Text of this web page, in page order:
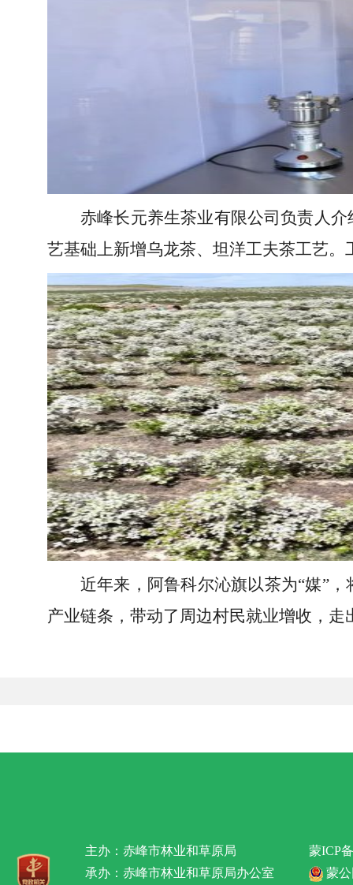
赤峰长元养生茶业有限公司负责人
艺基础上新增乌龙茶、坦洋工夫茶工艺
近年来，阿鲁科尔沁旗以茶为“媒”
产业链条，带动了周边村民就业增收，
主办：赤峰市林业和草原局
承办：赤峰市林业和草原局办公室
蒙ICP
蒙公